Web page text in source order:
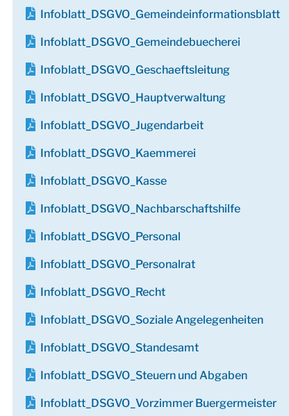
Infoblatt_DSGVO_Gemeinde­informations­blatt
Infoblatt_DSGVO_Gemeindebuecherei
Infoblatt_DSGVO_Geschaeftsleitung
Infoblatt_DSGVO_Hauptverwaltung
Infoblatt_DSGVO_Jugendarbeit
Infoblatt_DSGVO_Kaemmerei
Infoblatt_DSGVO_Kasse
Infoblatt_DSGVO_Nachbarschaftshilfe
Infoblatt_DSGVO_Personal
Infoblatt_DSGVO_Personalrat
Infoblatt_DSGVO_Recht
Infoblatt_DSGVO_Soziale Angelegenheiten
Infoblatt_DSGVO_Standesamt
Infoblatt_DSGVO_Steuern und Abgaben
Infoblatt_DSGVO_Vorzimmer Buergermeister